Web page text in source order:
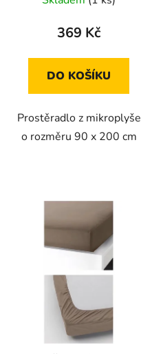
369 Kč
DO KOŠÍKU
Prostěradlo z mikroplyše
o rozměru 90 x 200 cm